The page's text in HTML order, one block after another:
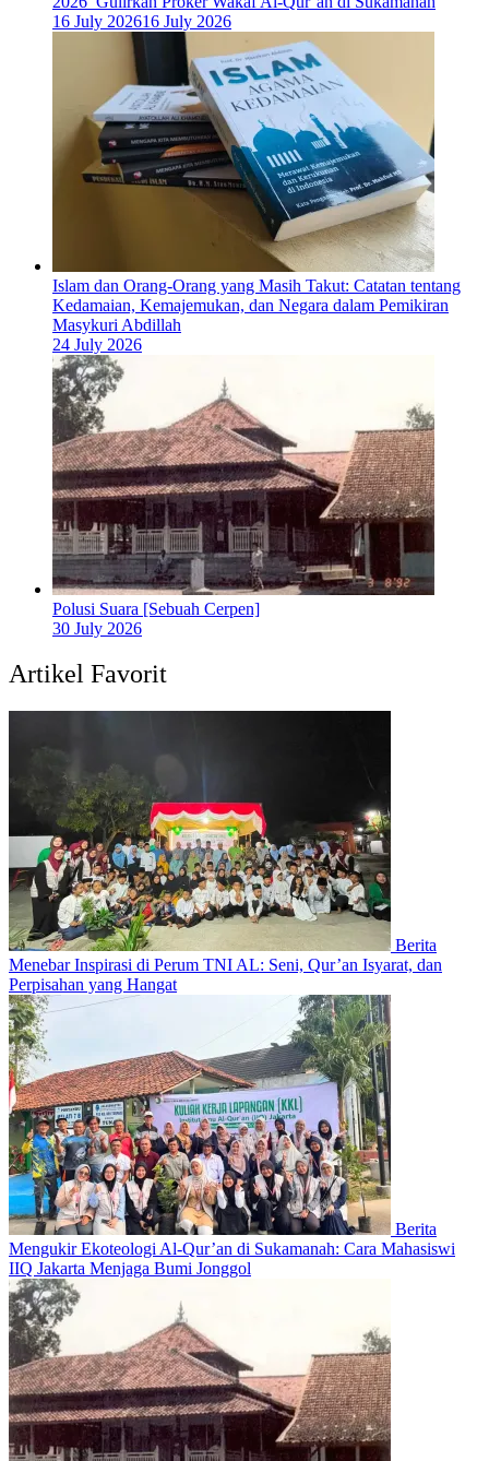
16 July 202616 July 2026
Islam dan Orang-Orang yang Masih Takut: Catatan tentang
Kedamaian, Kemajemukan, dan Negara dalam Pemikiran
Masykuri Abdillah
24 July 2026
Polusi Suara [Sebuah Cerpen]
30 July 2026
Artikel Favorit
Berita
Menebar Inspirasi di Perum TNI AL: Seni, Qur’an Isyarat, dan
Perpisahan yang Hangat
Berita
Mengukir Ekoteologi Al-Qur’an di Sukamanah: Cara Mahasiswi
IIQ Jakarta Menjaga Bumi Jonggol